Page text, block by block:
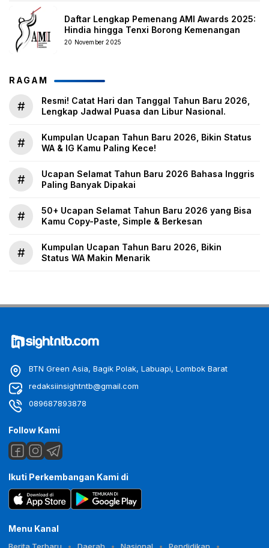
Daftar Lengkap Pemenang AMI Awards 2025:
Hindia hingga Tenxi Borong Kemenangan
20 November 2025
RAGAM
#
Resmi! Catat Hari dan Tanggal Tahun Baru 2026,
Lengkap Jadwal Puasa dan Libur Nasional.
#
Kumpulan Ucapan Tahun Baru 2026, Bikin Status
WA & IG Kamu Paling Kece!
#
Ucapan Selamat Tahun Baru 2026 Bahasa Inggris
Paling Banyak Dipakai
#
50+ Ucapan Selamat Tahun Baru 2026 yang Bisa
Kamu Copy-Paste, Simple & Berkesan
#
Kumpulan Ucapan Tahun Baru 2026, Bikin
Status WA Makin Menarik
BTN Green Asia, Bagik Polak, Labuapi, Lombok Barat
redaksiinsightntb@gmail.com
089687893878
Follow Kami
Ikuti Perkembangan Kami di
Menu Kanal